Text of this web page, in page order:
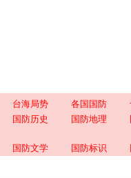
台海局势 各国国防
国防历史 国防地理
国防文学 国防标识